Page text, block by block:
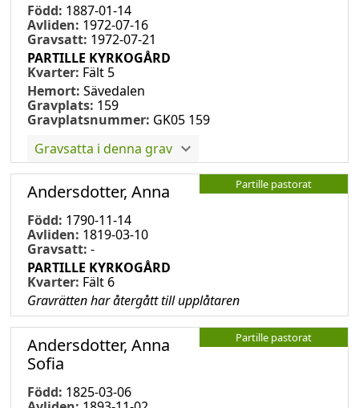
Född: 1887-01-14
Avliden: 1972-07-16
Gravsatt: 1972-07-21
PARTILLE KYRKOGÅRD
Kvarter: Fält 5
Hemort: Sävedalen
Gravplats: 159
Gravplatsnummer: GK05 159
Gravsatta i denna grav
Partille pastorat
Andersdotter, Anna
Född: 1790-11-14
Avliden: 1819-03-10
Gravsatt: -
PARTILLE KYRKOGÅRD
Kvarter: Fält 6
Gravrätten har återgått till upplåtaren
Partille pastorat
Andersdotter, Anna
Sofia
Född: 1825-03-06